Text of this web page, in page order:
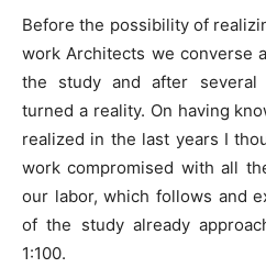
Before the possibility of
work Architects we converse
the study and after several
turned a reality. On having
realized in the last years I
work compromised with all
our labor, which follows and
of the study already
1:100.